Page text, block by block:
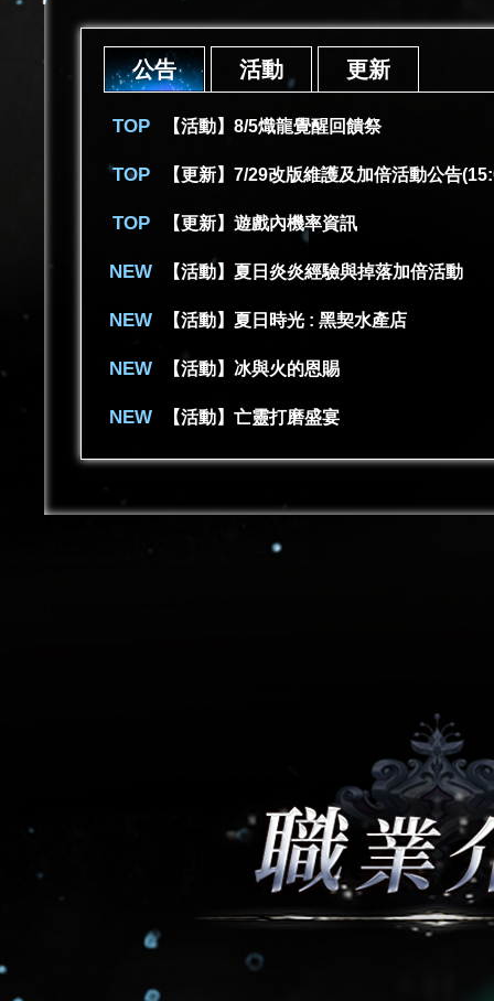
公告 活動 更新
【活動】8/5熾龍覺醒回饋祭
【更新】7/29改版維護及加倍活動公告
【更新】遊戲內機率資訊
【活動】夏日炎炎經驗與掉落加倍活動
【活動】夏日時光 : 黑契水產店
【活動】冰與火的恩賜
【活動】亡靈打磨盛宴